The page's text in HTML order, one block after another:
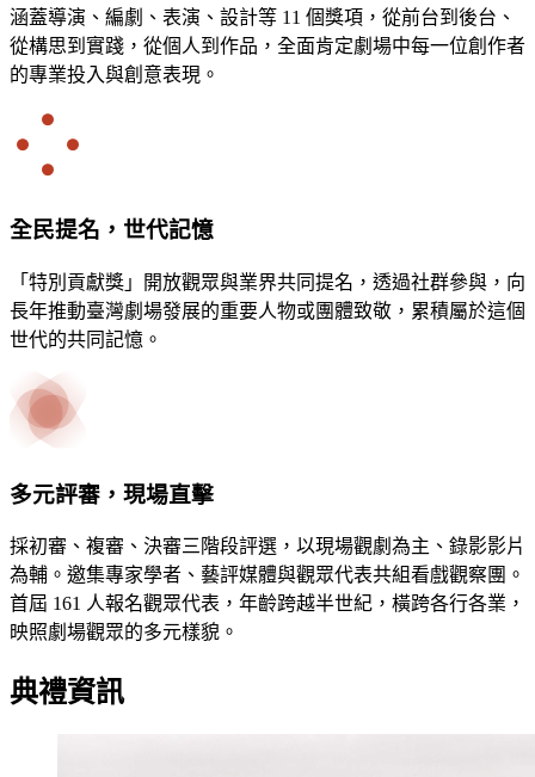
涵蓋導演、編劇、表演、設計等 11 個獎項，從前台到後台、
從構思到實踐，從個人到作品，全面肯定劇場中每一位創作者
的專業投入與創意表現。
全民提名，世代記憶
「特別貢獻獎」開放觀眾與業界共同提名，透過社群參與，向
長年推動臺灣劇場發展的重要人物或團體致敬，累積屬於這個
世代的共同記憶。
多元評審，現場直擊
採初審、複審、決審三階段評選，以現場觀劇為主、錄影影片
為輔。邀集專家學者、藝評媒體與觀眾代表共組看戲觀察團。
首屆 161 人報名觀眾代表，年齡跨越半世紀，橫跨各行各業，
映照劇場觀眾的多元樣貌。
典禮資訊